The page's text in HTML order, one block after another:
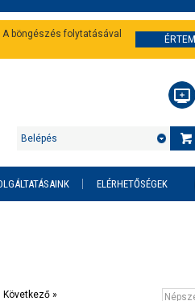
böngészés folytatásával
ÉRTEM
Belépés
ELÉRHETŐSÉGEK
Következő »